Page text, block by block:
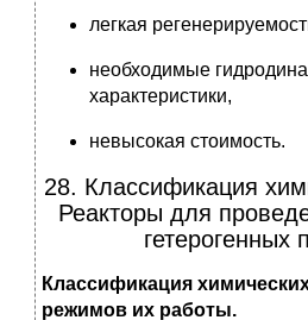
легкая
необходимые
характеристики,
невысокая стоимость.
28. Классификация
Реакторы для
гетерогенных
Классификация
режимов их работы.